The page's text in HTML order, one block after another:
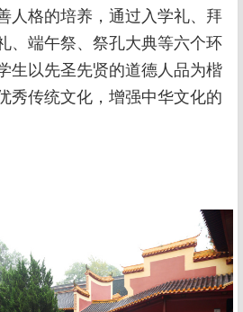
人格的培养，通过入学礼、拜
、端午祭、祭孔大典等六个环
生以先圣先贤的道德人品为楷
秀传统文化，增强中华文化的